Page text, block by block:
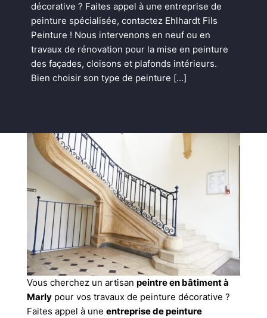
décorative ? Faites appel à une entreprise de
peinture spécialisée, contactez Ehlhardt Fils
Peinture ! Nous intervenons en neuf ou en
travaux de rénovation pour la mise en peinture
des façades, cloisons et plafonds intérieurs.
Bien choisir son type de peinture […]
Vous cherchez un artisan peintre en bâtiment à
Marlypour vos travaux de peinture décorative ?
Faites appel à une entreprise de peinture